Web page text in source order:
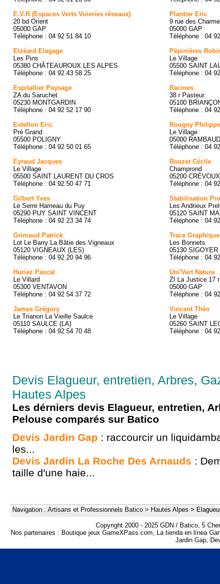
E.V.R (Espaces Verts Voieries réseaux)
20 bd Orient
05000 GAP
Téléphone : 04 92 51 84 10
Elzéard Elagage
Les Pins
05380 CHÂTEAUROUX LES ALPES
Téléphone : 04 92 43 58 25
Espitallier Paysage
ZA du Saruchet
05230 MONTGARDIN
Téléphone : 04 92 52 17 90
Estellon Eric
Pré Grand
05500 POLIGNY
Téléphone : 04 92 50 01 65
Eyraud Jacques
Le Village
05500 SAINT LAURENT DU CROS
Téléphone : 04 92 50 47 71
Gilbert Yves
Le Serre Hameau du Puy
05290 PUY SAINT VINCENT
Téléphone : 04 92 23 34 74
Grimaud Patrick
Lot Le Barry La Bâtie des Vigneaux
05120 VIGNEAUX (LES)
Téléphone : 04 92 20 94 96
Huriez Pascal
Le Villard
05300 VENTAVON
Téléphone : 04 92 54 37 72
James Grégory
Le Trianon La Vieille Saulce
05110 SAULCE (LA)
Téléphone : 04 92 54 70 48
Plantier Eric
9 rue des
05000 GAP
Téléphone : 04
Pépinières
Le Village
05500 SAINT
Téléphone : 04
Racines
38 r Pasteur
05100
Téléphone : 04
Rougny Philippe
Le Village
05000 RAMBAUD
Téléphone : 04
Rouzet Cécile
Champrond
05200 CRÉVOUX
Téléphone : 04
Stabilisation
Les Andrieux
05120 SAINT
Téléphone : 04
Trace Graphique
Les Bonnets
05130 SIGOYER
Téléphone : 04
Uni'Vert Nature
ZI La Justice 17
05000 GAP
Téléphone : 04
Vincent Théo
Le Village
05260 SAINT
Téléphone : 04
Devis Elagueur, entretien, Arbres,
Hautes Alpes
Les dérniers devis Elagueur, entretien,
Pelouse comparés sur Batico
Devis Jardin Gap : raccourcir un
les...
Devis Jardin La Roche Des Arnauds :
taille d'une haie...
Navigation : Artisans et Professionnels Batico > Hautes Alpes >
Copyright 2000 - 2025 GDN / Batico, 5
Nos partenaires : Boutique jeux GameXPass.com, La tienda en línea
Jardin Gap,